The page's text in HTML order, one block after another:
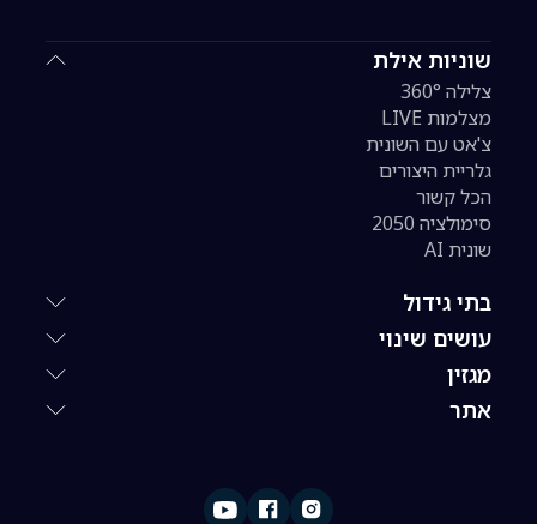
שוניות אילת
צלילה 360°
מצלמות LIVE
צ'אט עם השונית
גלריית היצורים
הכל קשור
סימולציה 2050
שונית AI
בתי גידול
עושים שינוי
מגזין
אתר